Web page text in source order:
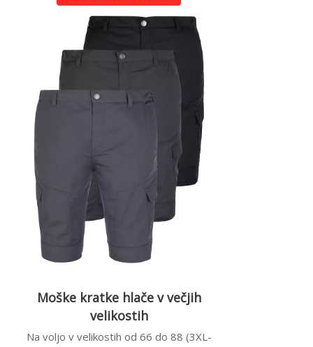
Moške kratke hlače v večjih
velikostih
Na voljo v velikostih od 66 do 88 (3XL-